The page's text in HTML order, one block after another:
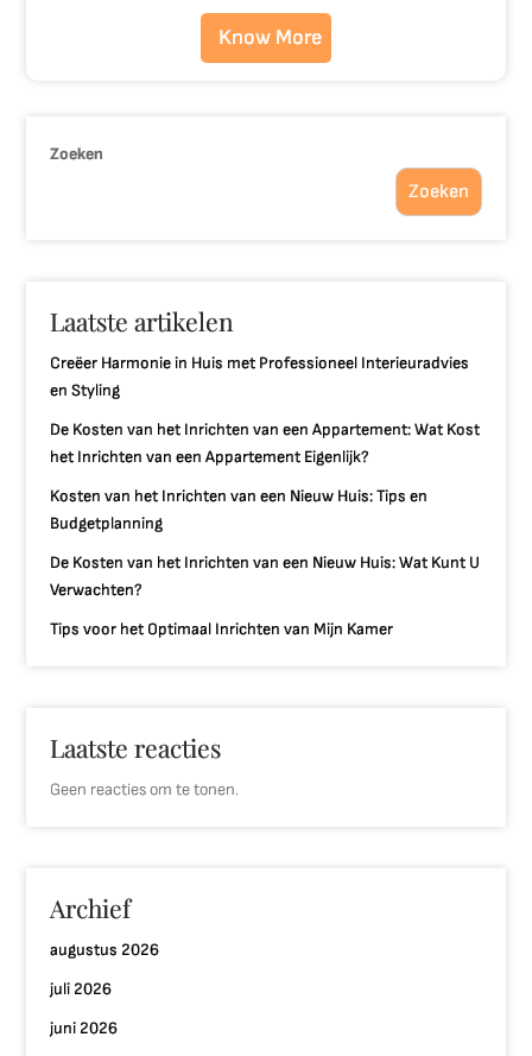
Know More
Zoeken
Zoeken
Laatste artikelen
Creëer Harmonie in Huis met Professioneel Interieuradvies
en Styling
De Kosten van het Inrichten van een Appartement: Wat Kost
het Inrichten van een Appartement Eigenlijk?
Kosten van het Inrichten van een Nieuw Huis: Tips en
Budgetplanning
De Kosten van het Inrichten van een Nieuw Huis: Wat Kunt U
Verwachten?
Tips voor het Optimaal Inrichten van Mijn Kamer
Laatste reacties
Geen reacties om te tonen.
Archief
augustus 2026
juli 2026
juni 2026